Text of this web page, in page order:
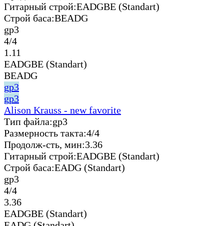
Гитарный строй:EADGBE (Standart)
Строй баса:BEADG
gp3
4/4
1.11
EADGBE (Standart)
BEADG
gp3
gp3
Alison Krauss - new favorite
Тип файла:gp3
Размерность такта:4/4
Продолж-сть, мин:3.36
Гитарный строй:EADGBE (Standart)
Строй баса:EADG (Standart)
gp3
4/4
3.36
EADGBE (Standart)